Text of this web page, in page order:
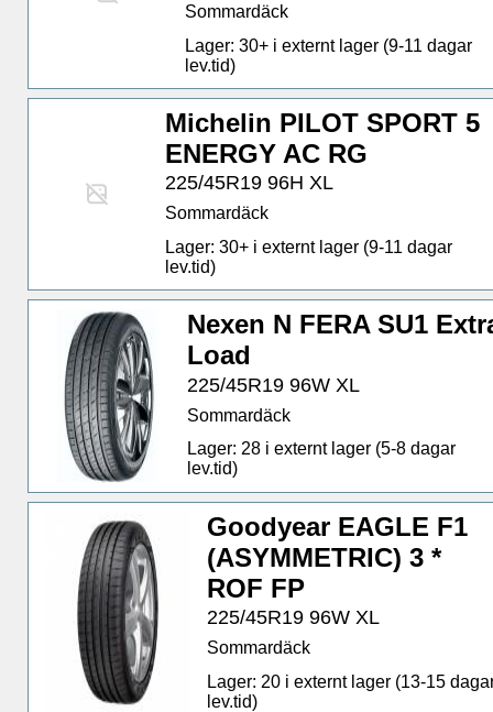
Sommardäck
Lager: 30+ i externt lager (9-11 dagar
lev.tid)
Michelin PILOT SPORT 5
ENERGY AC RG
225/45R19 96H XL
Sommardäck
Lager: 30+ i externt lager (9-11 dagar
lev.tid)
Nexen N FERA SU1
Load
225/45R19 96W XL
Sommardäck
Lager: 28 i externt lager (5-8 dagar
lev.tid)
Goodyear EAGLE F1
(ASYMMETRIC) 3 *
ROF FP
225/45R19 96W XL
Sommardäck
Lager: 20 i externt lager (13-15
lev.tid)